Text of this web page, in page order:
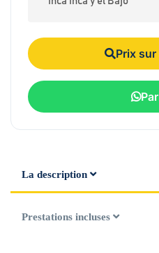
Prix
La description
Prestations incluses